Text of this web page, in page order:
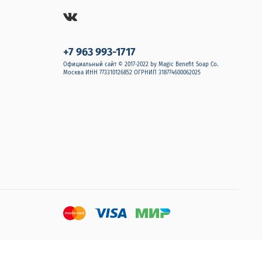
+7 963 993-1717
Официальный сайт © 2017-2022 by Magic Benefit Soap Co.
Москва ИНН 773310126852 ОГРНИП 318774600062025